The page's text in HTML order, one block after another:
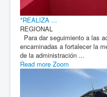
*REALIZA ...
REGIONAL
Para dar seguimiento a las
encaminadas a fortalecer la
de la administración ...
Read more Zoom